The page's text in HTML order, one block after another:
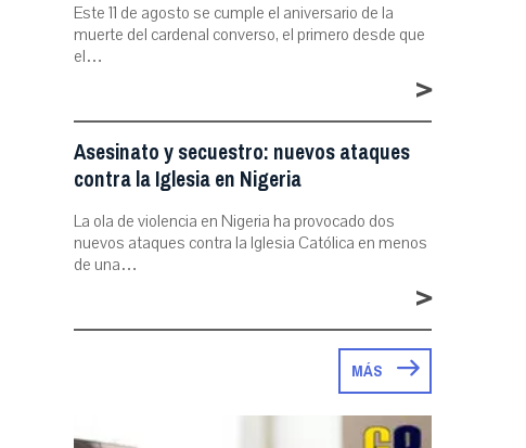
Este 11 de agosto se cumple el aniversario de la
muerte del cardenal converso, el primero desde que
el…
>
Asesinato y secuestro: nuevos ataques
contra la Iglesia en Nigeria
La ola de violencia en Nigeria ha provocado dos
nuevos ataques contra la Iglesia Católica en menos
de una…
>
MÁS